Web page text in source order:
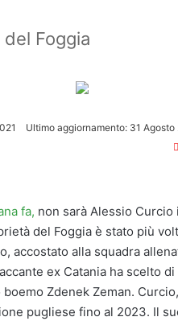
Foggia
Ultimo aggiornamento: 31 Agosto
fa, non sarà Alessio
del Foggia è stato più
accostato alla squadra
ex Catania ha scelto
Zdenek Zeman.
pugliese fino al 2023. Il